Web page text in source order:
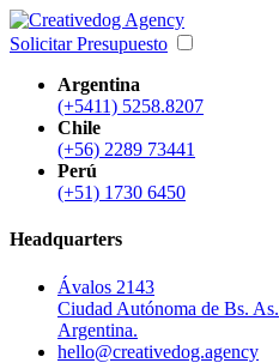
Solicitar Presupuesto
Argentina
(+5411) 5258.8207
Chile
(+56) 2289 73441
Perú
(+51) 1730 6450
Headquarters
Ávalos 2143
Ciudad Autónoma de Bs. As.
Argentina.
hello@creativedog.agency